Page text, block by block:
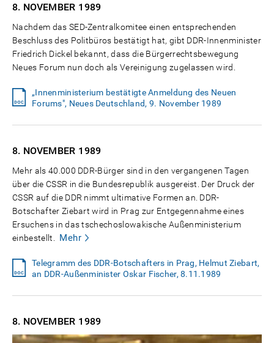
8. NOVEMBER 1989
Nachdem das SED-Zentralkomitee einen entsprechenden
Beschluss des Politbüros bestätigt hat, gibt DDR-Innenminister
Friedrich Dickel bekannt, dass die Bürgerrechtsbewegung
Neues Forum nun doch als Vereinigung zugelassen wird.
„Innenministerium bestätigte Anmeldung des Neuen
Forums", Neues Deutschland, 9. November 1989
8. NOVEMBER 1989
Mehr als 40.000 DDR-Bürger sind in den vergangenen Tagen
über die CSSR in die Bundesrepublik ausgereist. Der Druck der
CSSR auf die DDR nimmt ultimative Formen an. DDR-
Botschafter Ziebart wird in Prag zur Entgegennahme eines
Ersuchens in das tschechoslowakische Außenministerium
einbestellt.
Mehr
Telegramm des DDR-Botschafters in Prag, Helmut Ziebart,
an DDR-Außenminister Oskar Fischer, 8.11.1989
8. NOVEMBER 1989